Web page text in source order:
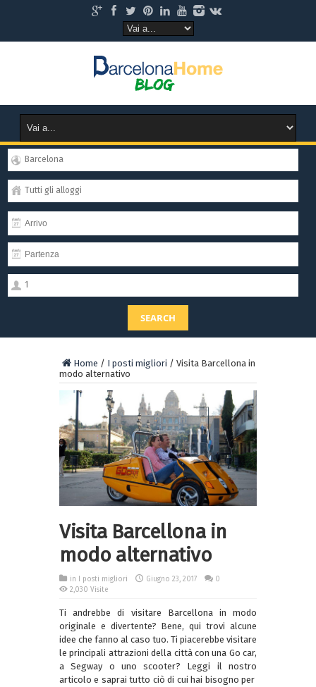
Barcelona
Tutti gli alloggi
1
SEARCH
Home / I posti migliori / Visita Barcellona in
modo alternativo
Visita Barcellona in
modo alternativo
in I posti migliori Giugno 23, 2017
0
2,030 Visite
Ti andrebbe di visitare Barcellona in modo
originale e divertente? Bene, qui trovi alcune
idee che fanno al caso tuo. Ti piacerebbe visitare
le principali attrazioni della città con una Go car,
a Segway o uno scooter? Leggi il nostro
articolo e saprai tutto ciò di cui hai bisogno per